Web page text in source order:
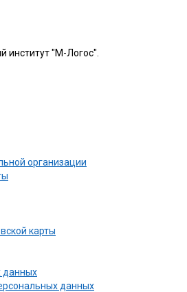
институт "М-Логос".
организации
карты
данных
данных